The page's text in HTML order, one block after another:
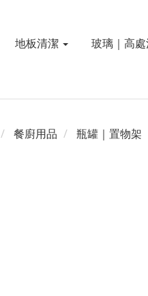
地板清潔 玻璃｜高
餐廚用品 瓶罐｜置物架